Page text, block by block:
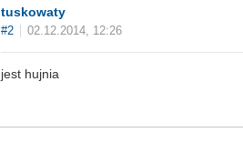
tuskowaty
#2 02.12.2014, 12:26
jest hujnia